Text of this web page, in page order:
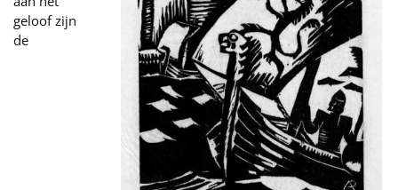
geloof zijn
de